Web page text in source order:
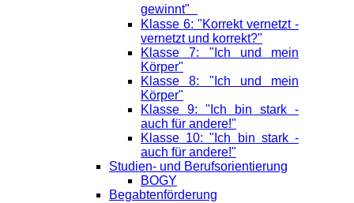
gewinnt"
Klasse 6: "Korrekt vernetzt -
vernetzt und korrekt?"
Klasse 7: "Ich und mein
Körper"
Klasse 8: "Ich und mein
Körper"
Klasse 9: "Ich bin stark -
auch für andere!"
Klasse 10: "Ich bin stark -
auch für andere!"
Studien- und Berufsorientierung
BOGY
Begabtenförderung